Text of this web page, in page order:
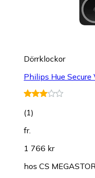
Dörrklockor
Philips Hue Secure
(1)
fr.
1 766 kr
hos CS